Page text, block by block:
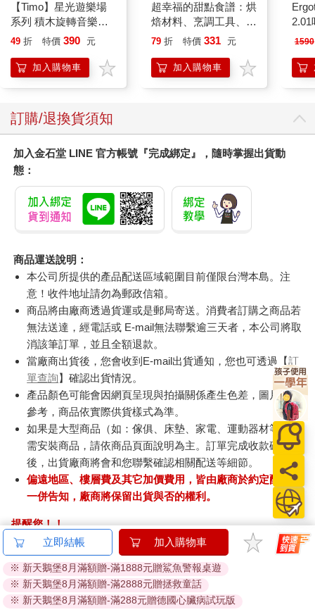
【Timo】星光遊樂場
系列 積木旋轉音樂盒
禮物
49 折 特價 390 元
加入購物車
超幸福的甜點食譜：烘
焙材料、烹調工具、可
愛配色【閃亮女孩6】
79 折 特價 331 元
加入購物車
2.01
1590
訂購/退換貨須知
加入金石堂 LINE 官方帳號『完成綁定』，隨時掌握出貨動
態：
商品運送說明：
本公司所提供的產品配送區域範圍目前僅限台灣本島。注
意！收件地址請勿為郵政信箱。
商品將由廠商透過貨運或是郵局寄送。消費者訂購之商品若
無法送達，經電話或 E-mail無法聯繫逾三天者，本公司將取
消該筆訂單，並且全額退款。
當廠商出貨後，您會收到E-mail出貨通知，您也可透過【訂
單查詢 】確認出貨情況。
產品顏色可能會因網頁呈現與拍攝關係產生色差，圖片僅供
參考，商品依實際供貨樣式為準。
如果是大型商品（如：傢俱、床墊、家電、運動器材等）及
需安裝商品，請依商品頁面說明為主。訂單完成收款確認
後，出貨廠商將會和您聯繫確認相關配送等細節。
偏遠地區、樓層費及其它加價費用，皆由廠商於約定配送時
一併告知，廠商將保留出貨與否的權利。
提醒您！！
金石堂及銀行均不會請您操作ATM! 如接獲電話要求您前往
ATM提款機，請不要聽從指示，以免受騙上當！
退換貨須知：
**提醒您，鑑賞期不等於試用期，退回商品須為全新狀態**
立即結帳 加入購物車
※ 新天鵝堡8月滿額贈-滿1888元贈鯊魚警報桌遊
※ 新天鵝堡8月滿額贈-滿2888元贈拯救童話
※ 新天鵝堡8月滿額贈-滿288元贈德國心臟病試玩版